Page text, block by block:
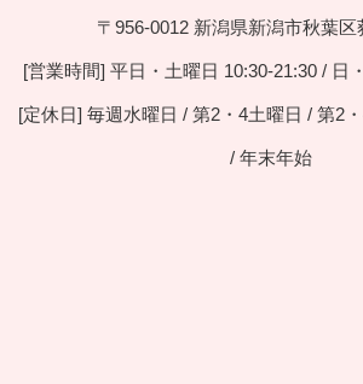
〒956-0012 新潟県新潟市秋葉区
[営業時間] 平日・土曜日 10:30-21:30 / 日
[定休日] 毎週水曜日 / 第2・4土曜日 / 第2
/ 年末年始